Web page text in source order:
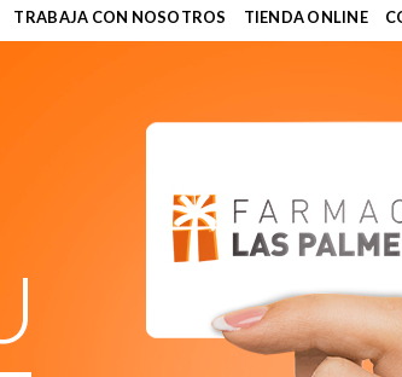
TRABAJA CON NOSOTROS TIENDA ONLINE